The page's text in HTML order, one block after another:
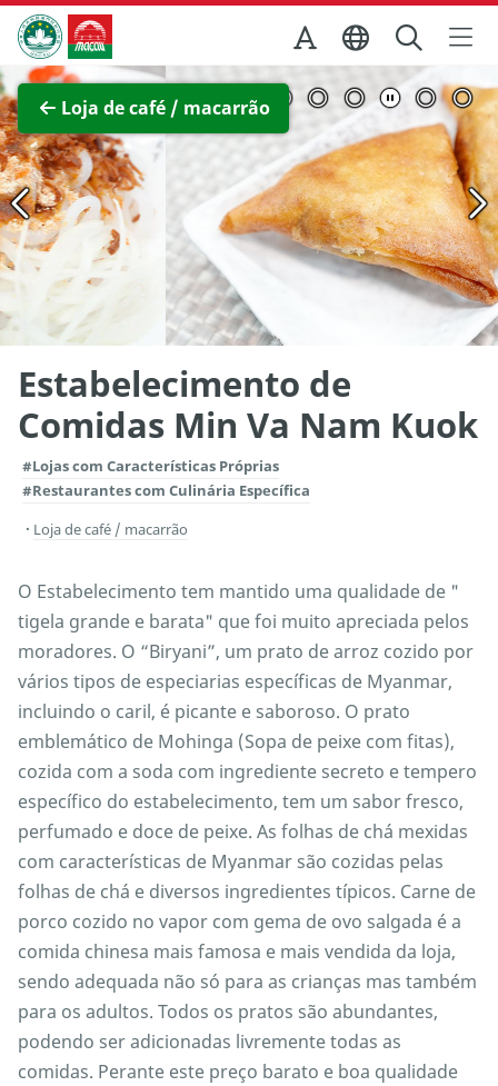
Ir para o conteúdo principal
Direcção dos Serviços de Turismo
Loja de café / macarrão
Ver imagem completa
Estabelecimento de
Comidas Min Va Nam Kuok
#Lojas com Características Próprias
#Restaurantes com Culinária Específica
Loja de café / macarrão
O Estabelecimento tem mantido uma qualidade de "
tigela grande e barata" que foi muito apreciada pelos
moradores. O “Biryani”, um prato de arroz cozido por
vários tipos de especiarias específicas de Myanmar,
incluindo o caril, é picante e saboroso. O prato
emblemático de Mohinga (Sopa de peixe com fitas),
cozida com a soda com ingrediente secreto e tempero
específico do estabelecimento, tem um sabor fresco,
perfumado e doce de peixe. As folhas de chá mexidas
com características de Myanmar são cozidas pelas
folhas de chá e diversos ingredientes típicos. Carne de
porco cozido no vapor com gema de ovo salgada é a
comida chinesa mais famosa e mais vendida da loja,
sendo adequada não só para as crianças mas também
para os adultos. Todos os pratos são abundantes,
podendo ser adicionadas livremente todas as
comidas. Perante este preço barato e boa qualidade